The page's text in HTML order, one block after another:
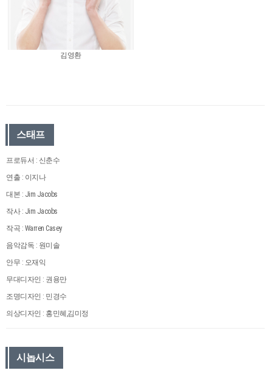
김영환
스태프
프로듀서 : 신춘수
연출 : 이지나
대본 : Jim Jacobs
작사 : Jim Jacobs
작곡 : Warren Casey
음악감독 : 원미솔
안무 : 오재익
무대디자인 : 권용만
조명디자인 : 민경수
의상디자인 : 홍민혜,김미정
시놉시스